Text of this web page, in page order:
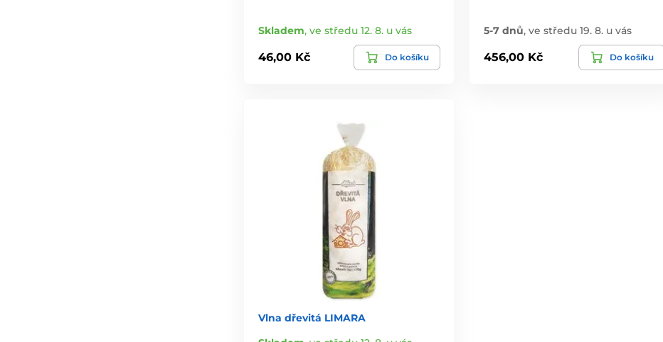
Skladem, ve středu 12. 8. u vás
46,00 Kč Do košíku
5-7 dnů, ve středu 19. 8. u vás
456,00 Kč Do košíku
Vlna dřevitá LIMARA